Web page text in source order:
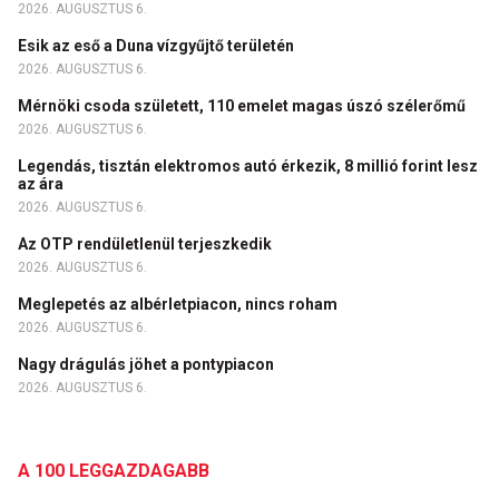
2026. AUGUSZTUS 6.
Esik az eső a Duna vízgyűjtő területén
2026. AUGUSZTUS 6.
Mérnöki csoda született, 110 emelet magas úszó szélerőmű
2026. AUGUSZTUS 6.
Legendás, tisztán elektromos autó érkezik, 8 millió forint lesz
az ára
2026. AUGUSZTUS 6.
Az OTP rendületlenül terjeszkedik
2026. AUGUSZTUS 6.
Meglepetés az albérletpiacon, nincs roham
2026. AUGUSZTUS 6.
Nagy drágulás jöhet a pontypiacon
2026. AUGUSZTUS 6.
A 100 LEGGAZDAGABB